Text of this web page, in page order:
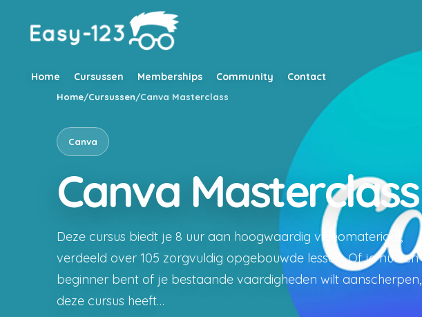
Home Cursussen Memberships Community Contact
Home/Cursussen/Canva Masterclass
Canva
Canva Masterclass
Deze cursus biedt je 8 uur aan hoogwaardig videomateriaal,
verdeeld over 105 zorgvuldig opgebouwde lessen. Of je nu een
beginner bent of je bestaande vaardigheden wilt aanscherpen,
deze cursus heeft…